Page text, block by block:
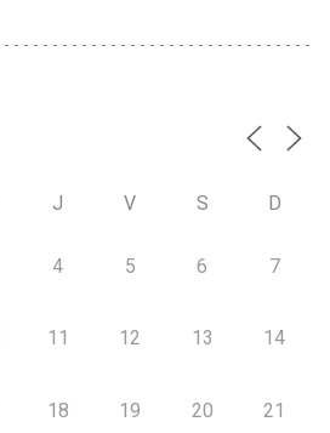
J V S D
4 5 6 7
11 12 13 14
18 19 20 21